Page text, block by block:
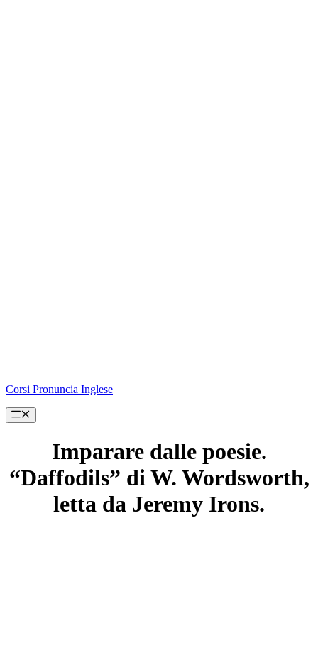
Corsi Pronuncia Inglese
Menu
Imparare dalle poesie.
“Daffodils” di W. Wordsworth,
letta da Jeremy Irons.